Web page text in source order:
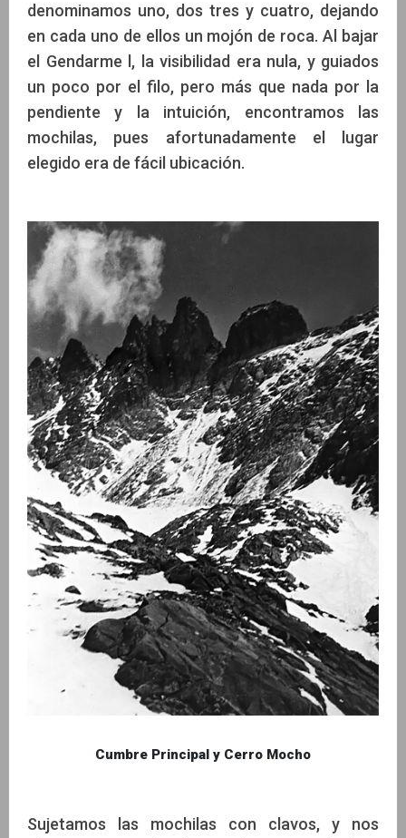
denominamos uno, dos tres y cuatro, dejando
en cada uno de ellos un mojón de roca. Al bajar
el Gendarme l, la visibilidad era nula, y guiados
un poco por el filo, pero más que nada por la
pendiente y la intuición, encontramos las
mochilas, pues afortunadamente el lugar
elegido era de fácil ubicación.
Cumbre Principal y Cerro Mocho
Sujetamos las mochilas con clavos, y nos